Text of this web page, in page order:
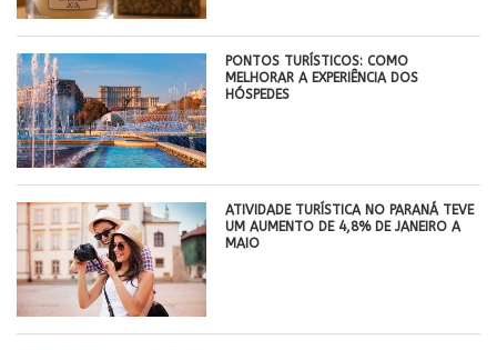
PONTOS TURÍSTICOS: COMO
MELHORAR A EXPERIÊNCIA DOS
HÓSPEDES
ATIVIDADE TURÍSTICA NO PARANÁ TEVE
UM AUMENTO DE 4,8% DE JANEIRO A
MAIO